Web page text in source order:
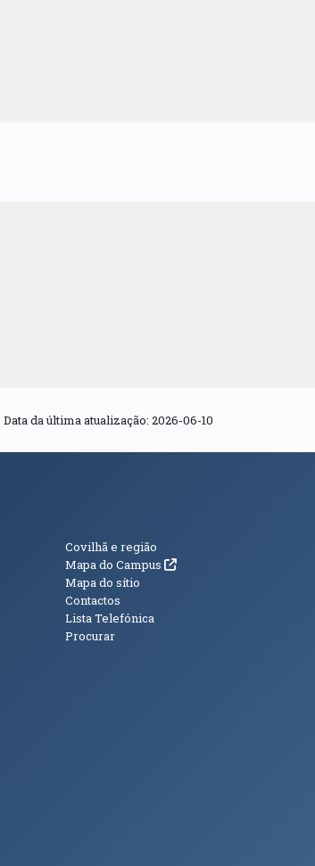
Data da última atualização: 2026-06-10
Informações
Covilhã e região
Mapa do Campus (abre em nova janela)
Mapa do sítio
Contactos
Lista Telefónica
Procurar